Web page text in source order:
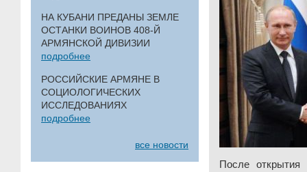
НА КУБАНИ ПРЕДАНЫ ЗЕМЛЕ
ОСТАНКИ ВОИНОВ 408-Й
АРМЯНСКОЙ ДИВИЗИИ
подробнее
РОССИЙСКИЕ АРМЯНЕ В
СОЦИОЛОГИЧЕСКИХ
ИССЛЕДОВАНИЯХ
подробнее
все новости
После